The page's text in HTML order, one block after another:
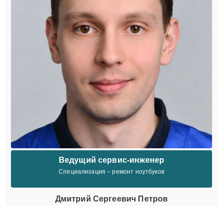
Ведущий сервис-инженер
Специализация – ремонт ноутбуков
Дмитрий Сергеевич Петров